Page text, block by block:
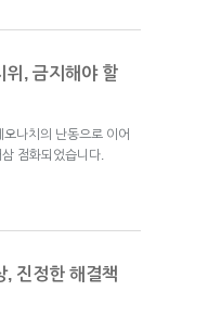
위, 금지해야 할
나치의 난동으로 이어
점화되었습니다.
, 진정한 해결책